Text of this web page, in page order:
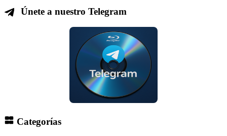
Únete a nuestro Telegram
Categorías